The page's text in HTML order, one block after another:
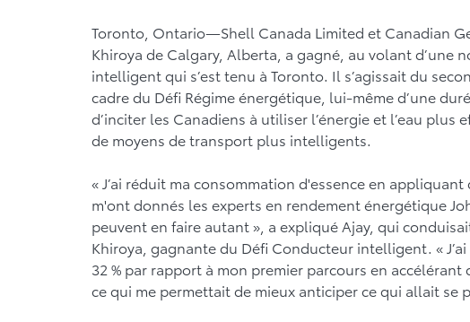
Toronto, Ontario—Shell Canada Limited et Canadian
Khiroya de Calgary, Alberta, a gagné, au volant d’une
intelligent qui s’est tenu à Toronto. Il s’agissait du
cadre du Défi Régime énergétique, lui-même d’une
d’inciter les Canadiens à utiliser l’énergie et l’eau plus
de moyens de transport plus intelligents.
« J’ai réduit ma consommation d'essence en
m'ont donnés les experts en rendement énergétique
peuvent en faire autant », a expliqué Ajay, qui
Khiroya, gagnante du Défi Conducteur intelligent. «
32 % par rapport à mon premier parcours en
ce qui me permettait de mieux anticiper ce qui allait se